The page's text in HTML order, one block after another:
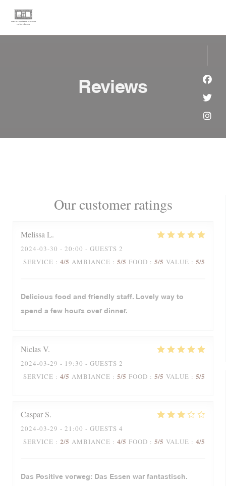
Reviews
Our customer ratings
MelissaL
2024-03-30 - 20:00 - GUESTS 2
SERVICE : 4/5 AMBIANCE : 5/5 FOOD : 5/5 VALUE : 5/5
Delicious food and friendly staff. Lovely way to
spend a few hours over dinner.
NiclasV
2024-03-29 - 19:30 - GUESTS 2
SERVICE : 4/5 AMBIANCE : 5/5 FOOD : 5/5 VALUE : 5/5
Caspar S
2024-03-29 - 21:00 - GUESTS 4
SERVICE : 2/5 AMBIANCE : 4/5 FOOD : 5/5 VALUE : 4/5
Das Positive vorweg: Das Essen war fantastisch.